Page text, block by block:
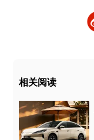
相关阅读